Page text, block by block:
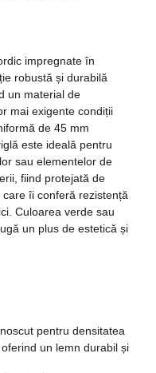
impregnate în
robustă și durabilă
un material de
mai exigente condiții
de 45 mm
este ideală pentru
sau elementelor de
fiind protejată de
îi conferă rezistență
Culoarea verde sau
un plus de estetică și
pentru densitatea
un lemn durabil și